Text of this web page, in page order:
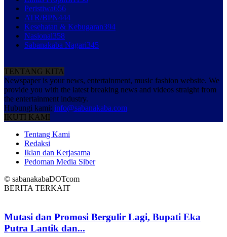
Peristiwa656
ATR/BPN444
Kesehatan & Kebugaran394
Nasional358
Sabanakaba Nagari345
TENTANG KITA
Newspaper is your news, entertainment, music fashion website. We
provide you with the latest breaking news and videos straight from
the entertainment industry.
Hubungi kami: info@sabanakaba.com
IKUTI KAMI
Tentang Kami
Redaksi
Iklan dan Kerjasama
Pedoman Media Siber
© sabanakabaDOTcom
BERITA TERKAIT
Mutasi dan Promosi Bergulir Lagi, Bupati Eka
Putra Lantik dan...